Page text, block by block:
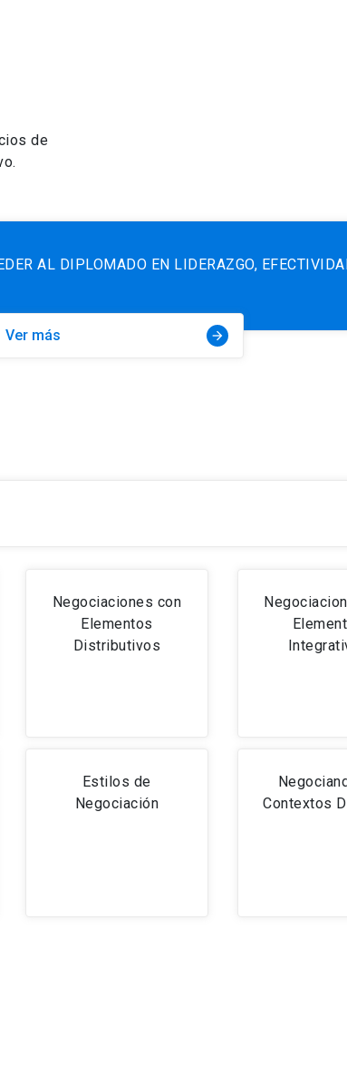
de
AL DIPLOMADO EN LIDERAZGO,
Ver más arrow_forward
Negociaciones con
Elementos
Distributivos
Estilos de
Negociación
Contextos